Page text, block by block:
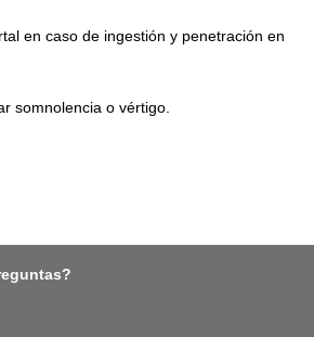
en caso de ingestión y penetración en
somnolencia o vértigo.